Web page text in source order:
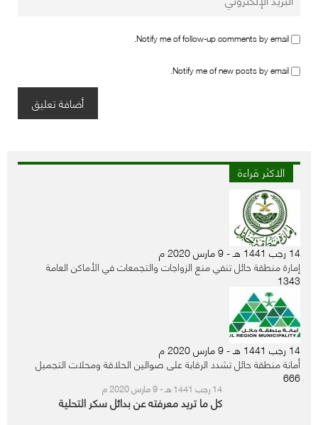
Notify me of follow-up comments by email.
Notify me of new posts by email.
الاكثر قراءة
14 رجب 1441 هـ - 9 مارس 2020 م
إمارة منطقة حائل تنفي منع الزواجات والتجمعات في الأماكن العامة
1343
14 رجب 1441 هـ - 9 مارس 2020 م
أمانة منطقة حائل تشدد الرقابة على صوالين الحلاقة ومحلات التجميل
666
14 رجب 1441 هـ - 9 مارس 2020 م
كل ما تريد معرفته عن بدائل سكر التحلية